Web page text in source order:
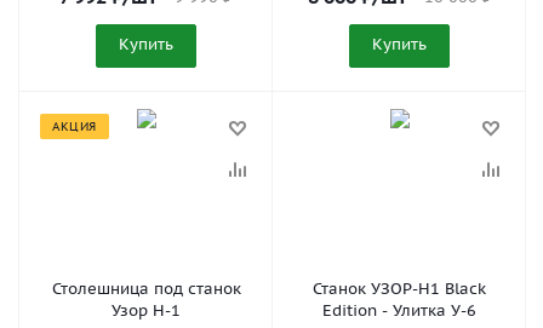
Купить Купить
АКЦИЯ
Столешница под станок
Узор Н-1
Станок УЗОР-Н1 Black
Edition - Улитка У-6